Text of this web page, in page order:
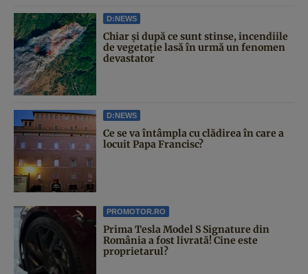
D:NEWS
Chiar și după ce sunt stinse, incendiile
de vegetație lasă în urmă un fenomen
devastator
D:NEWS
Ce se va întâmpla cu clădirea în care a
locuit Papa Francisc?
PROMOTOR.RO
Prima Tesla Model S Signature din
România a fost livrată! Cine este
proprietarul?